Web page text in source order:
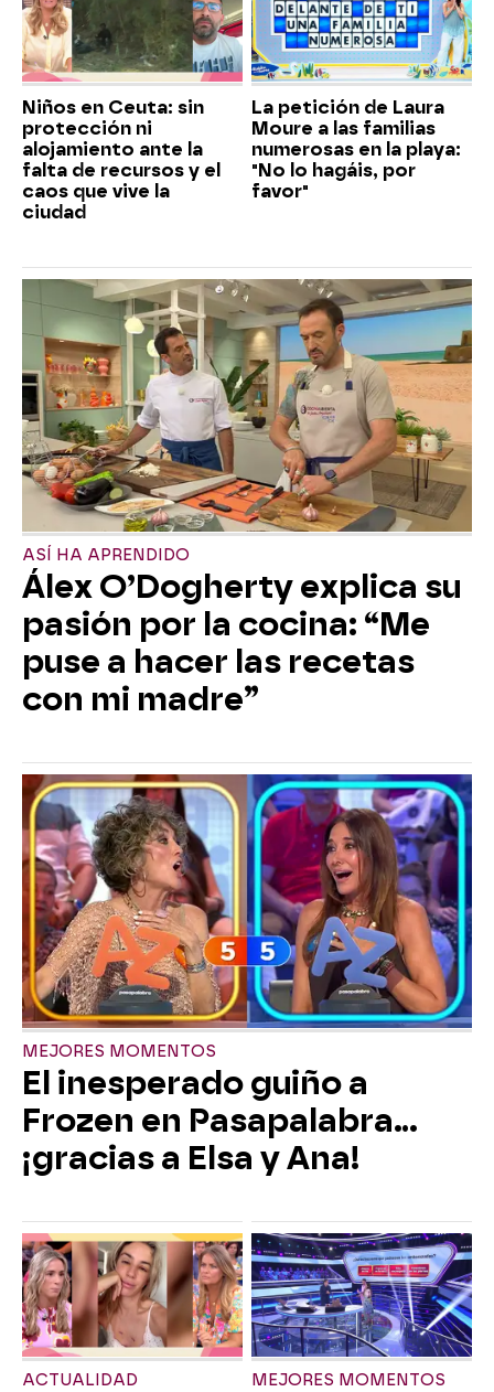
Niños en Ceuta: sin
protección ni
alojamiento ante la
falta de recursos y el
caos que vive la
ciudad
La petición de Laura
Moure a las familias
numerosas en la playa:
"No lo hagáis, por
favor"
ASÍ HA APRENDIDO
Álex O’Dogherty explica su
pasión por la cocina: “Me
puse a hacer las recetas
con mi madre”
MEJORES MOMENTOS
El inesperado guiño a
Frozen en Pasapalabra…
¡gracias a Elsa y Ana!
ACTUALIDAD MEJORES MOMENTOS